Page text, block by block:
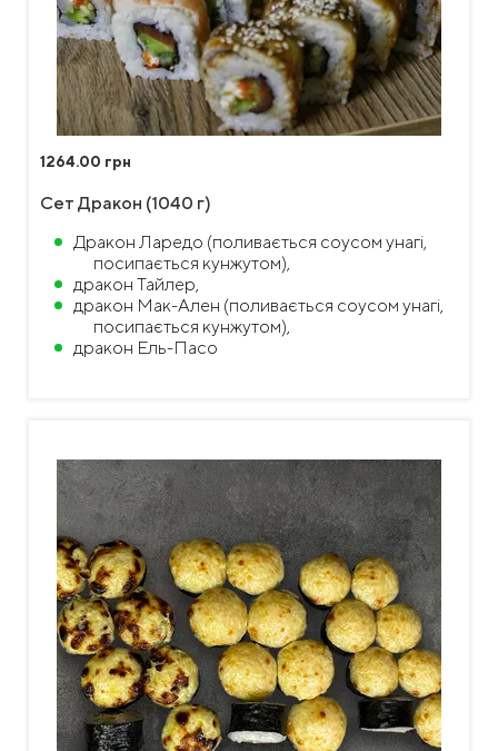
1264.00 грн
Сет Дракон (1040 г)
Дракон Ларедо (поливається соусом унагі,
посипається кунжутом),
дракон Тайлер,
дракон Мак-Ален (поливається соусом унагі,
посипається кунжутом),
дракон Ель-Пасо